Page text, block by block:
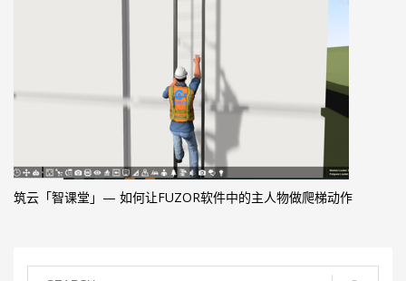
筑云「智课堂」— 如何让FUZOR软件中的主人物做爬梯动作